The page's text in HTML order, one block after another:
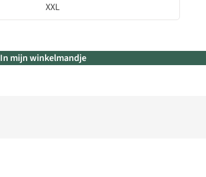
XXL
In mijn winkelmandje